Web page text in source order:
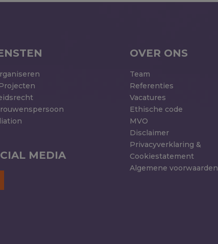
MEDIA
OVER ONS
Team
Referenties
Vacatures
Ethische code
MVO
Disclaimer
Privacyverklaring &
Cookiestatement
Algemene voorwaarden